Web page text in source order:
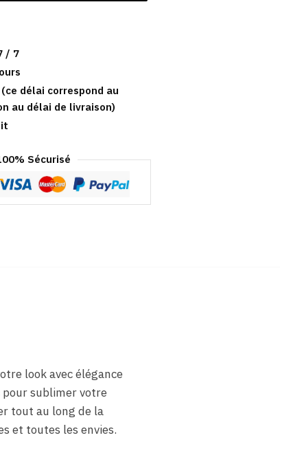
/ 7
délai correspond au
au délai de livraison)
Sécurisé
look avec élégance
pour sublimer votre
tout au long de la
et toutes les envies.